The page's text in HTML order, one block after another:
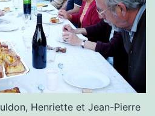
Henriette et Jean-Pierre